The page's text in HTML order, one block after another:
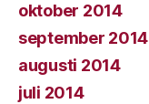
oktober 2014
september 2014
augusti 2014
juli 2014